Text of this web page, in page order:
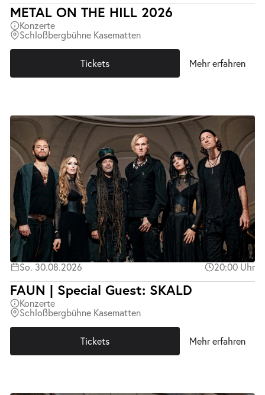
METAL ON THE HILL 2026
Konzerte
Schloßbergbühne Kasematten
Tickets Mehr erfahren
So. 30.08.2026 20:00 Uhr
FAUN | Special Guest: SKALD
Konzerte
Schloßbergbühne Kasematten
Tickets Mehr erfahren